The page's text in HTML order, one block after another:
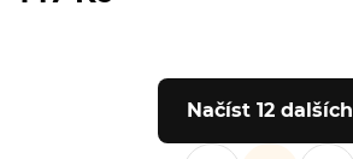
Načíst 12 dalších